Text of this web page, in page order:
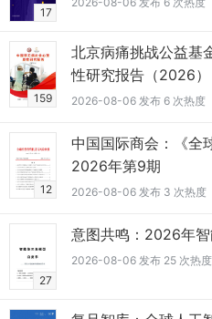
17
159
北京病痛挑战公益基
性研究报告（2026）
2026-08-06 发布 6 次热
12
中国国际商会：《全
2026年第9期
2026-08-06 发布 3 次热
27
意图共鸣：2026年
2026-08-06 发布 25 次热